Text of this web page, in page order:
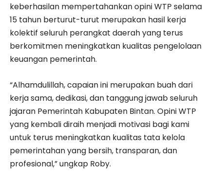
keberhasilan mempertahankan opini WTP selama
15 tahun berturut-turut merupakan hasil kerja
kolektif seluruh perangkat daerah yang terus
berkomitmen meningkatkan kualitas pengelolaan
keuangan pemerintah.
“Alhamdulillah, capaian ini merupakan buah dari
kerja sama, dedikasi, dan tanggung jawab seluruh
jajaran Pemerintah Kabupaten Bintan. Opini WTP
yang kembali diraih menjadi motivasi bagi kami
untuk terus meningkatkan kualitas tata kelola
pemerintahan yang bersih, transparan, dan
profesional,” ungkap Roby.